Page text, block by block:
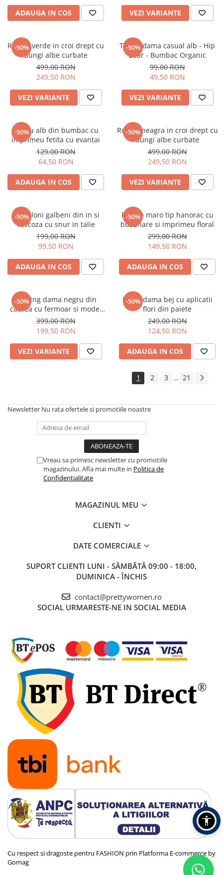
ADAUGA IN COS VEZI VARIANTE
-50%
Rochie verde in croi drept cu
dungi albe curbate
499,00 RON
249,50 RON
VEZI VARIANTE
-50%
Tricou dama casual alb - Hip
Bear - Bumbac Organic
99,00 RON
49,50 RON
VEZI VARIANTE
-50%
Tricou alb din bumbac cu
imprimeu fetita cu evantai
129,00 RON
64,50 RON
ADAUGA IN COS
-50%
Rochie neagra in croi drept cu
dungi albe curbate
499,00 RON
249,50 RON
VEZI VARIANTE
-50%
Pantaloni galbeni din in si
vascoza cu snur in talie
199,00 RON
99,50 RON
ADAUGA IN COS
-50%
Rochie maro tip hanorac cu
buzunare si imprimeu floral
299,00 RON
149,50 RON
ADAUGA IN COS
-50%
Trening dama negru din
catifea cu fermoar si model
pe jacheta
399,00 RON
199,50 RON
VEZI VARIANTE
-50%
Bluza dama bej cu aplicatii
flori din paiete
249,00 RON
124,50 RON
ADAUGA IN COS
1 2 3 ... 21
Newsletter Nu rata ofertele si promotiile noastre
Vreau sa primesc newsletter cu promotiile
magazinului. Afla mai multe in Politica de
Confidentialitate
MAGAZINUL MEU
CLIENTI
DATE COMERCIALE
SUPORT CLIENTI LUNI - SÂMBĂTĂ 09:00 - 18:00,
DUMINICA - ÎNCHIS
contact@prettywomen.ro
SOCIAL URMARESTE-NE IN SOCIAL MEDIA
Cu respect si dragoste pentru FASHION prin Platforma E-commerce by
Gomag